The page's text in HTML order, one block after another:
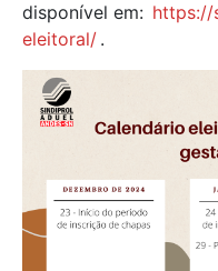
disponível em: https://
eleitoral/ .